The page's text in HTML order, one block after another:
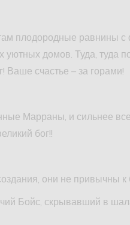
плодородные равнины
домов. Туда, туда
Ваше счастье – за горами!
Марраны, и сильнее
бог!!
они не привычны к
Бойс, скрывавший в